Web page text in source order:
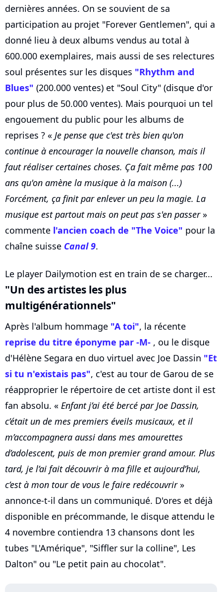
dernières années. On se souvient de sa
participation au projet "Forever Gentlemen", qui a
donné lieu à deux albums vendus au total à
600.000 exemplaires, mais aussi de ses relectures
soul présentes sur les disques "Rhythm and
Blues" (200.000 ventes) et "Soul City" (disque d'or
pour plus de 50.000 ventes). Mais pourquoi un tel
engouement du public pour les albums de
reprises ? « Je pense que c'est très bien qu'on
continue à encourager la nouvelle chanson, mais il
faut réaliser certaines choses. Ça fait même pas 100
ans qu'on amène la musique à la maison (...)
Forcément, ça finit par enlever un peu la magie. La
musique est partout mais on peut pas s'en passer»
commente l'ancien coach de "The Voice" pour la
chaîne suisse Canal 9.
Le player Dailymotion est en train de se charger...
"Un des artistes les plus
multigénérationnels"
Après l'album hommage "A toi", la récente
reprise du titre éponyme par -M- , ou le disque
d'Hélène Segara en duo virtuel avec Joe Dassin "Et
si tu n'existais pas", c'est au tour de Garou de se
réapproprier le répertoire de cet artiste dont il est
fan absolu. « Enfant j’ai été bercé par Joe Dassin,
c’était un de mes premiers éveils musicaux, et il
m’accompagnera aussi dans mes amourettes
d’adolescent, puis de mon premier grand amour. Plus
tard, je l’ai fait découvrir à ma fille et aujourd’hui,
c’est à mon tour de vous le faire redécouvrir»
annonce-t-il dans un communiqué. D'ores et déjà
disponible en précommande, le disque attendu le
4 novembre contiendra 13 chansons dont les
tubes "L'Amérique", "Siffler sur la colline", Les
Dalton" ou "Le petit pain au chocolat".